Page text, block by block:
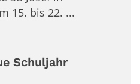
15. bis 22. ...
Schuljahr